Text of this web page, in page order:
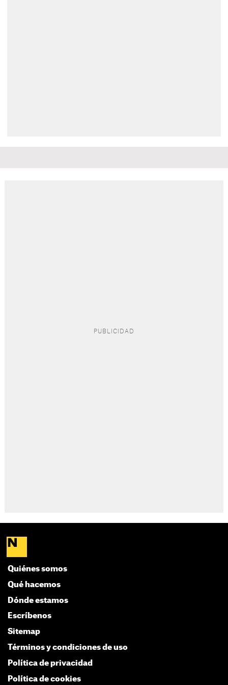
Quiénes somos
Qué hacemos
Dónde estamos
Escríbenos
Sitemap
Términos y condiciones de uso
Política de privacidad
Política de cookies